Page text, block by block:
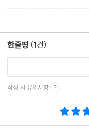
한줄평 (1건)
작성 시 유의사항